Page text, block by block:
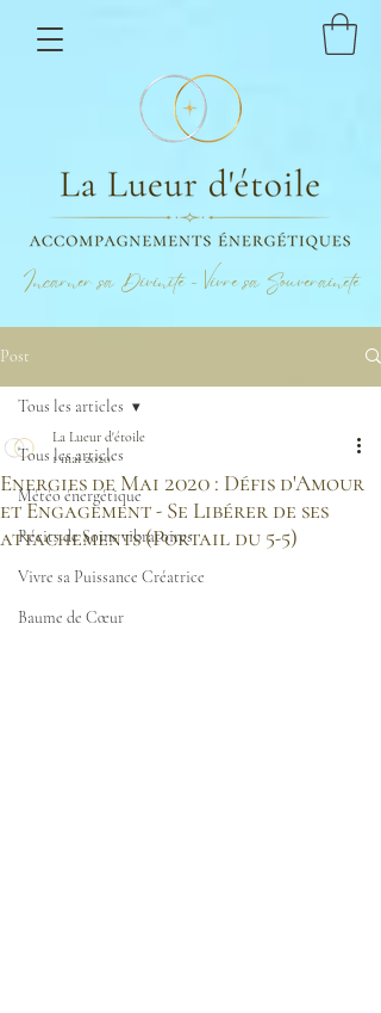
Incarner sa Divinité - Vivre sa Souveraineté
Post
Tous les articles
Météo énergétique
Récits de Soins vibratoires
Vivre sa Puissance Créatrice
Baume de Cœur
Tous les articles
Energies de Mai 2020 : Défis d'Amour
et Engagement - Se Libérer de ses
attachements (Portail du 5-5)
La Lueur d'étoile
1 mai 2020